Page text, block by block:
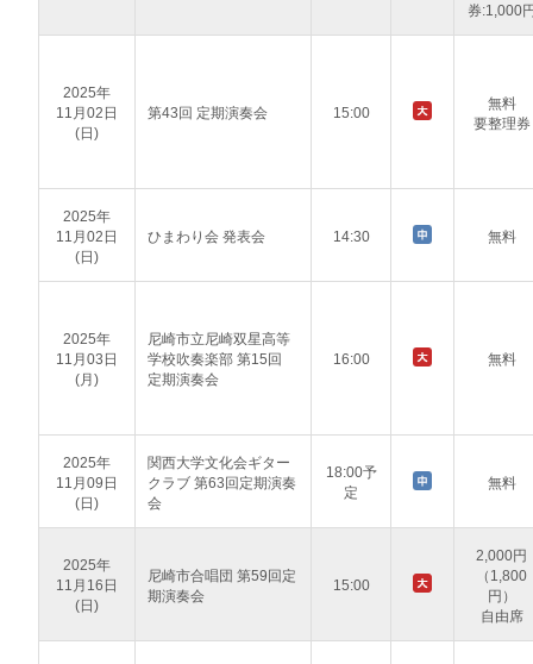
券:1,000
2025年
11月02日
(日)
第43回 定期演奏会 15:00
無料
要整理券
2025年
11月02日
(日)
ひまわり会 発表会 14:30 無料
2025年
11月03日
(月)
尼崎市立尼崎双星高等
学校吹奏楽部 第15回
定期演奏会
16:00 無料
2025年
11月09日
(日)
関西大学文化会ギター
クラブ 第63回定期演奏
会
18:00予
定
無料
2025年
11月16日
(日)
尼崎市合唱団 第59回定
期演奏会
15:00
2,000円
（1,800
円）
自由席